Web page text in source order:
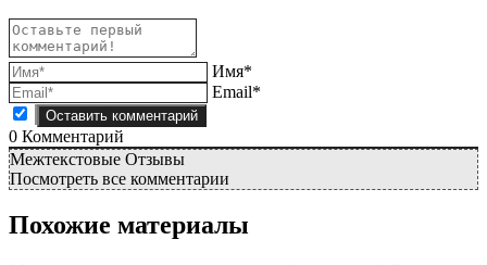
Имя*
Email*
0 Комментарий
Межтекстовые Отзывы
Посмотреть все комментарии
Похожие материалы